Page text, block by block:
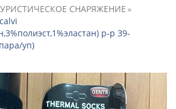
СНАРЯЖЕНИЕ »
р-р 39-
уп)